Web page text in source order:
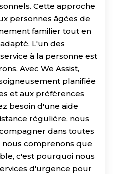
Cette approche
personnes âgées de
familier tout en
L'un des
à la personne est
Avec We Assist,
planifiée
et aux préférences
besoin d'une aide
régulière, nous
dans toutes
nous comprenons que
c'est pourquoi nous
d'urgence pour